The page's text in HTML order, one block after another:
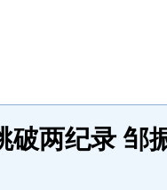
破两纪录 邹